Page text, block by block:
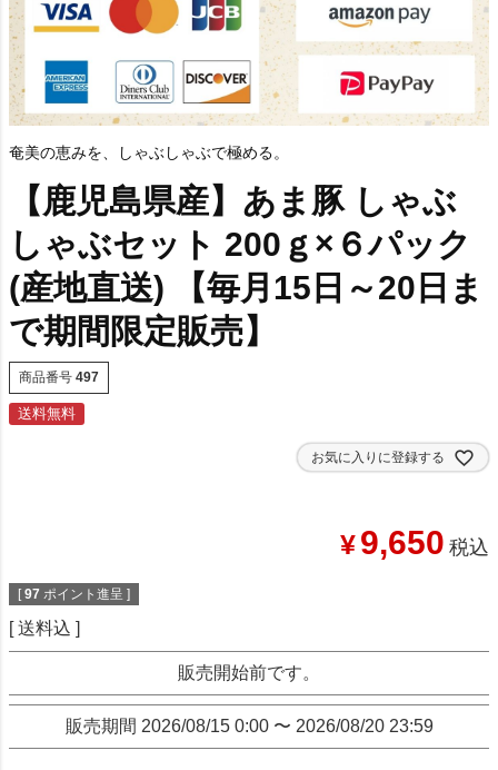
奄美の恵みを、しゃぶしゃぶで極める。
【鹿児島県産】あま豚 しゃぶ
しゃぶセット 200ｇ×６パック
(産地直送) 【毎月15日～20日ま
で期間限定販売】
商品番号 497
送料無料
お気に入りに登録する
¥9,650 税込
[ 97 ポイント進呈 ]
送料込
販売開始前です。
販売期間 2026/08/15 0:00 〜 2026/08/20 23:59